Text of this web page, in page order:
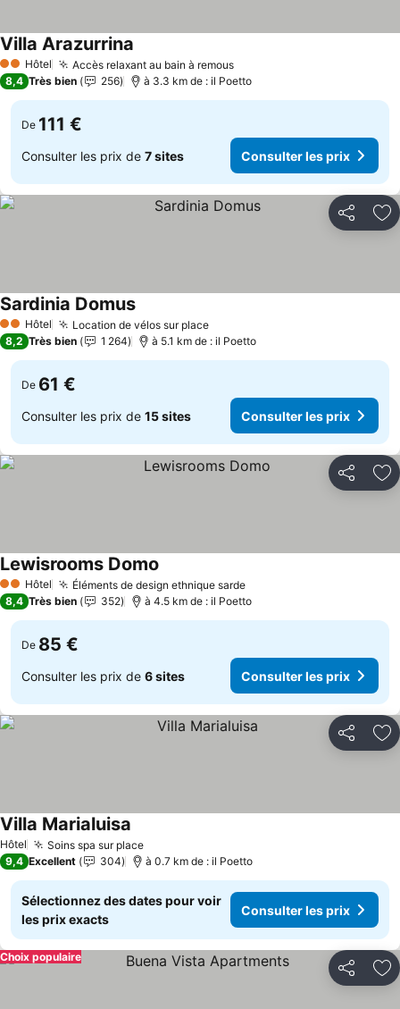
2 Étoiles
Hôtel Accès relaxant au bain à remous
Villa Arazurrina
8,4 Très bien 256 à 3.3 km de : il Poetto
De 111 €
Consulter les prix de 7 sites Consulter les prix
Partager
2 Étoiles
Hôtel Location de vélos sur place
Sardinia Domus
8,2 Très bien 1 264 à 5.1 km de : il Poetto
De 61 €
Consulter les prix de 15 sites Consulter les prix
Partager
2 Étoiles
Hôtel Éléments de design ethnique sarde
Lewisrooms Domo
8,4 Très bien 352 à 4.5 km de : il Poetto
De 85 €
Consulter les prix de 6 sites Consulter les prix
Partager
Hôtel Soins spa sur place
Villa Marialuisa
9,4 Excellent 304 à 0.7 km de : il Poetto
Sélectionnez des dates pour voir
les prix exacts
Consulter les prix
Partager
Choix populaire